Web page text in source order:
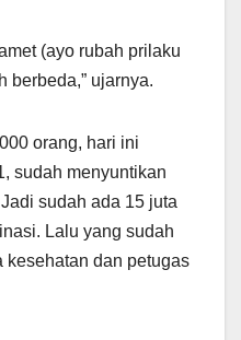
(ayo rubah prilaku
berbeda,” ujarnya.
orang, hari ini
sudah menyuntikan
sudah ada 15 juta
Lalu yang sudah
kesehatan dan petugas